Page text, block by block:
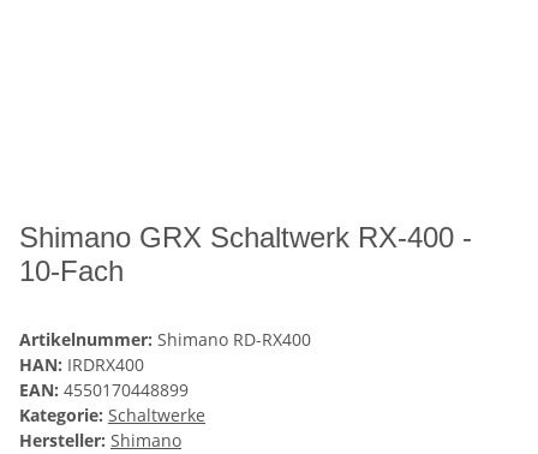
Shimano GRX Schaltwerk RX-400 -
10-Fach
Artikelnummer: Shimano RD-RX400
HAN: IRDRX400
EAN: 4550170448899
Kategorie: Schaltwerke
Hersteller: Shimano